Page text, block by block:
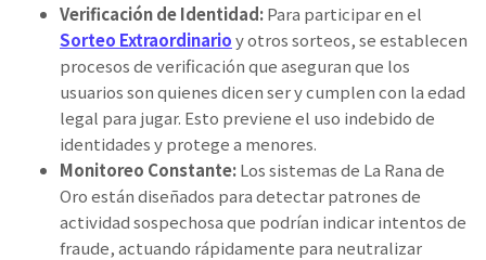
Verificación de Identidad:Para participar en el
Sorteo Extraordinarioy otros sorteos, se establecen
procesos de verificación que aseguran que los
usuarios son quienes dicen ser y cumplen con la edad
legal para jugar. Esto previene el uso indebido de
identidades y protege a menores.
Monitoreo Constante:Los sistemas de La Rana de
Oro están diseñados para detectar patrones de
actividad sospechosa que podrían indicar intentos de
fraude, actuando rápidamente para neutralizar